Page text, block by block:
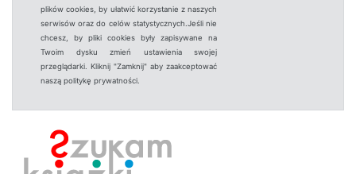
plików cookies, by ułatwić korzystanie z naszych
serwisów oraz do celów statystycznych.Jeśli nie
chcesz, by pliki cookies były zapisywane na
Twoim dysku zmień ustawienia swojej
przeglądarki. Kliknij "Zamknij" aby zaakceptować
naszą politykę prywatności.